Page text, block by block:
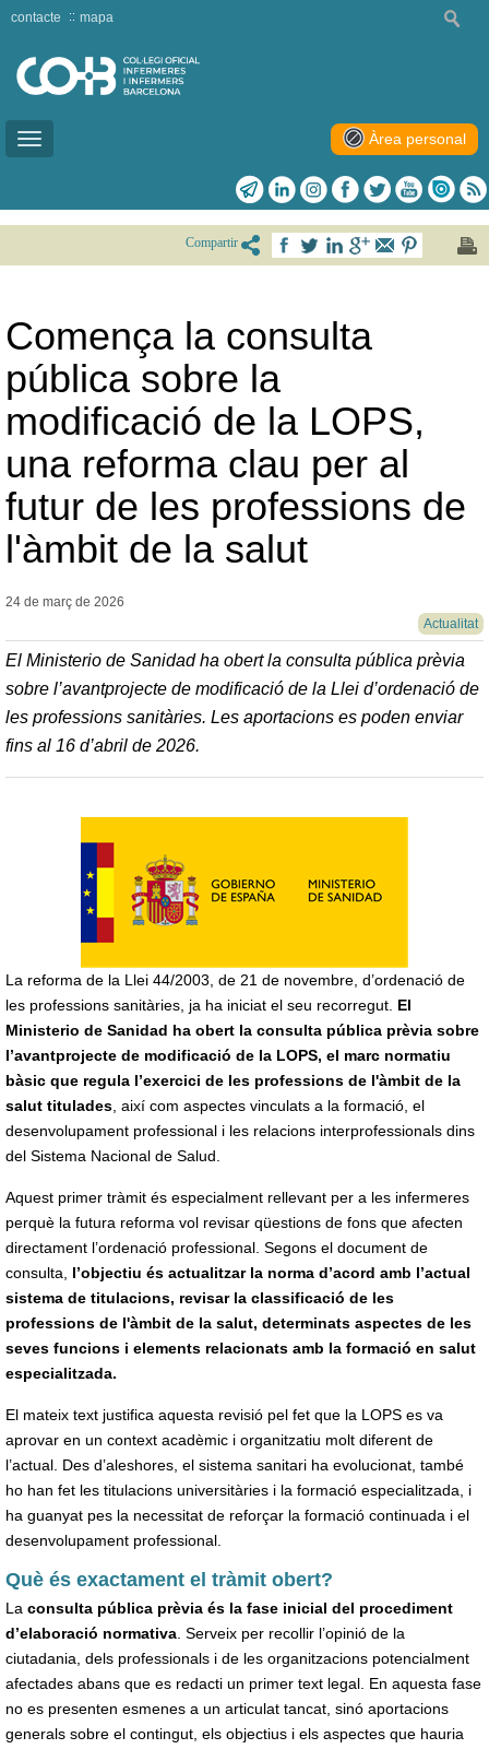
Toggle
contacte mapa
Àrea personal
Compartir
Comença la consulta
pública sobre la
modificació de la LOPS,
una reforma clau per al
futur de les professions de
l'àmbit de la salut
24 de març de 2026
Actualitat
El Ministerio de Sanidad ha obert la consulta pública prèvia
sobre l’avantprojecte de modificació de la Llei d’ordenació de
les professions sanitàries. Les aportacions es poden enviar
fins al 16 d’abril de 2026.
La reforma de la Llei 44/2003, de 21 de novembre, d’ordenació de
les professions sanitàries, ja ha iniciat el seu recorregut. El
Ministerio de Sanidad ha obert la consulta pública prèvia sobre
l’avantprojecte de modificació de la LOPS, el marc normatiu
bàsic que regula l’exercici de les professions de l'àmbit de la
salut titulades, així com aspectes vinculats a la formació, el
desenvolupament professional i les relacions interprofessionals dins
del Sistema Nacional de Salud.
Aquest primer tràmit és especialment rellevant per a les infermeres
perquè la futura reforma vol revisar qüestions de fons que afecten
directament l’ordenació professional. Segons el document de
consulta, l’objectiu és actualitzar la norma d’acord amb l’actual
sistema de titulacions, revisar la classificació de les
professions de l'àmbit de la salut, determinats aspectes de les
seves funcions i elements relacionats amb la formació en salut
especialitzada.
El mateix text justifica aquesta revisió pel fet que la LOPS es va
aprovar en un context acadèmic i organitzatiu molt diferent de
l’actual. Des d’aleshores, el sistema sanitari ha evolucionat, també
ho han fet les titulacions universitàries i la formació especialitzada, i
ha guanyat pes la necessitat de reforçar la formació continuada i el
desenvolupament professional.
Què és exactament el tràmit obert?
La consulta pública prèvia és la fase inicial del procediment
d’elaboració normativa. Serveix per recollir l’opinió de la
ciutadania, dels professionals i de les organitzacions potencialment
afectades abans que es redacti un primer text legal. En aquesta fase
no es presenten esmenes a un articulat tancat, sinó aportacions
generals sobre el contingut, els objectius i els aspectes que hauria